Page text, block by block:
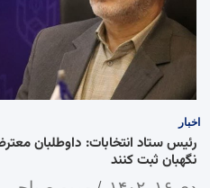
اخبار
رئیس ستاد انتخابات: داوطلبان
نگهبان ثبت کنند